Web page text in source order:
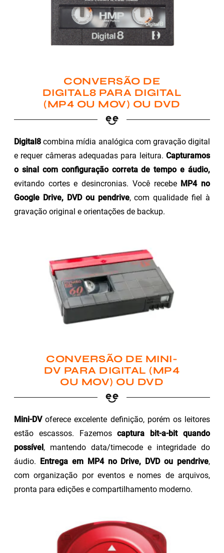
CONVERSÃO DE
DIGITAL8 PARA DIGITAL
(MP4 OU MOV) OU DVD
Digital8 combina mídia analógica com gravação digital
e requer câmeras adequadas para leitura. Capturamos
o sinal com configuração correta de tempo e áudio,
evitando cortes e desincronias. Você recebe MP4 no
Google Drive, DVD ou pendrive, com qualidade fiel à
gravação original e orientações de backup.
CONVERSÃO DE MINI-
DV PARA DIGITAL (MP4
OU MOV) OU DVD
Mini-DVoferece excelente definição, porém os leitores
estão escassos. Fazemoscaptura bit-a-bit quando
possível, mantendo data/timecode e integridade do
áudio. Entrega em MP4 no Drive, DVD ou pendrive,
com organização por eventos e nomes de arquivos,
pronta para edições e compartilhamento moderno.